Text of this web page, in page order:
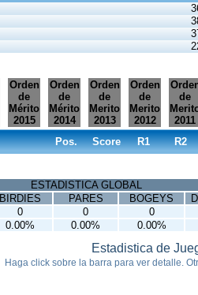
Orden
de
Mérito
2015
Orden
de
Mérito
2014
Orden
de
Merito
2013
Orden
de
Merito
2012
de
2011
Pos. Score R1 R2
ESTADISTICA GLOBAL
BIRDIES PARES BOGEYS
0 0
0
0.00% 0.00% 0.00%
Estadistica de
Haga click sobre la barra para ver detalle.